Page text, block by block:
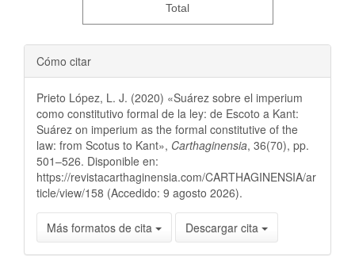
Total
Cómo citar
Prieto López, L. J. (2020) «Suárez sobre el imperium
como constitutivo formal de la ley: de Escoto a Kant:
Suárez on imperium as the formal constitutive of the
law: from Scotus to Kant», Carthaginensia, 36(70), pp.
501–526. Disponible en:
https://revistacarthaginensia.com/CARTHAGINENSIA/ar
ticle/view/158 (Accedido: 9 agosto 2026).
Más formatos de cita Descargar cita